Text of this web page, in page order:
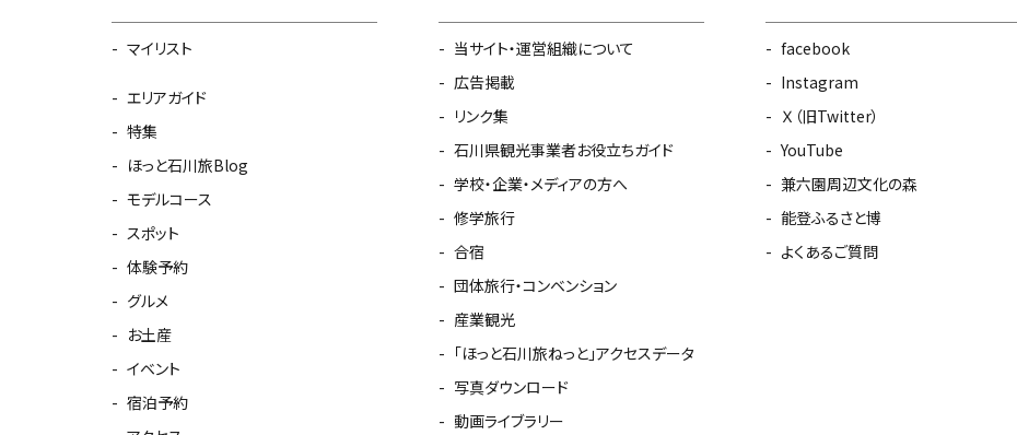
マイリスト
エリアガイド
特集
ほっと石川旅Blog
モデルコース
スポット
体験予約
グルメ
お土産
イベント
宿泊予約
当サイト・運営組織について
広告掲載
リンク集
石川県観光事業者お役立ちガイド
学校・企業・メディアの方へ
修学旅行
合宿
団体旅行・コンベンション
産業観光
「ほっと石川旅ねっと」アクセスデータ
写真ダウンロード
動画ライブラリー
facebook
Instagram
Ｘ（旧Twitter）
YouTube
兼六園周辺文化の森
能登ふるさと博
よくあるご質問